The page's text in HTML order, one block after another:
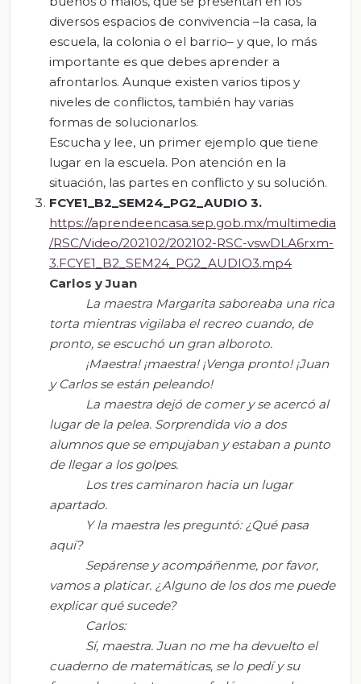
diversos espacios de convivencia –la casa, la
escuela, la colonia o el barrio– y que, lo más
importante es que debes aprender a
afrontarlos. Aunque existen varios tipos y
niveles de conflictos, también hay varias
formas de solucionarlos.
Escucha y lee, un primer ejemplo que tiene
lugar en la escuela. Pon atención en la
situación, las partes en conflicto y su solución.
FCYE1_B2_SEM24_PG2_AUDIO 3.
https://aprendeencasa.sep.gob.mx/multimedia
/RSC/Video/202102/202102-RSC-vswDLA6rxm-
3.FCYE1_B2_SEM24_PG2_AUDIO3.mp4
Carlos y Juan
La maestra Margarita saboreaba una rica
torta mientras vigilaba el recreo cuando, de
pronto, se escuchó un gran alboroto.
¡Maestra! ¡maestra! ¡Venga pronto! ¡Juan
y Carlos se están peleando!
La maestra dejó de comer y se acercó al
lugar de la pelea. Sorprendida vio a dos
alumnos que se empujaban y estaban a punto
de llegar a los golpes.
Los tres caminaron hacia un lugar
apartado.
Y la maestra les preguntó: ¿Qué pasa
aquí?
Sepárense y acompáñenme, por favor,
vamos a platicar. ¿Alguno de los dos me puede
explicar qué sucede?
Carlos:
Sí, maestra. Juan no me ha devuelto el
cuaderno de matemáticas, se lo pedí y su